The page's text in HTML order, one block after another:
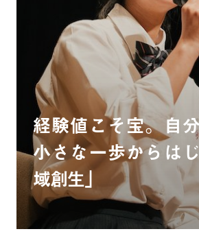
経験値こそ宝。自
小さな一歩からは
域創生」